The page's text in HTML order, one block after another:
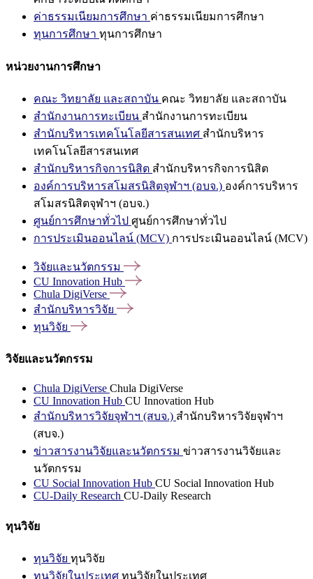
ค่าธรรมเนียมการศึกษา ค่าธรรมเนียมการศึกษา
ทุนการศึกษา ทุนการศึกษา
หน่วยงานการศึกษา
คณะ วิทยาลัย และสถาบัน คณะ วิทยาลัย และสถาบัน
สำนักงานการทะเบียน สำนักงานการทะเบียน
สำนักบริหารเทคโนโลยีสารสนเทศ สำนักบริหาร
เทคโนโลยีสารสนเทศ
สำนักบริหารกิจการนิสิต สำนักบริหารกิจการนิสิต
องค์การบริหารสโมสรนิสิตจุฬาฯ (อบจ.) องค์การบริหาร
สโมสรนิสิตจุฬาฯ (อบจ.)
ศูนย์การศึกษาทั่วไป ศูนย์การศึกษาทั่วไป
การประเมินออนไลน์ (MCV) การประเมินออนไลน์ (MCV)
วิจัยและนวัตกรรม
CU Innovation Hub
Chula DigiVerse
สำนักบริหารวิจัย
ทุนวิจัย
วิจัยและนวัตกรรม
Chula DigiVerse Chula DigiVerse
CU Innovation Hub CU Innovation Hub
สำนักบริหารวิจัยจุฬาฯ (สบจ.) สำนักบริหารวิจัยจุฬาฯ
(สบจ.)
ข่าวสารงานวิจัยและนวัตกรรม ข่าวสารงานวิจัยและ
นวัตกรรม
CU Social Innovation Hub CU Social Innovation Hub
CU-Daily Research CU-Daily Research
ทุนวิจัย
ทุนวิจัย ทุนวิจัย
ทุนวิจัยในประเทศ ทุนวิจัยในประเทศ